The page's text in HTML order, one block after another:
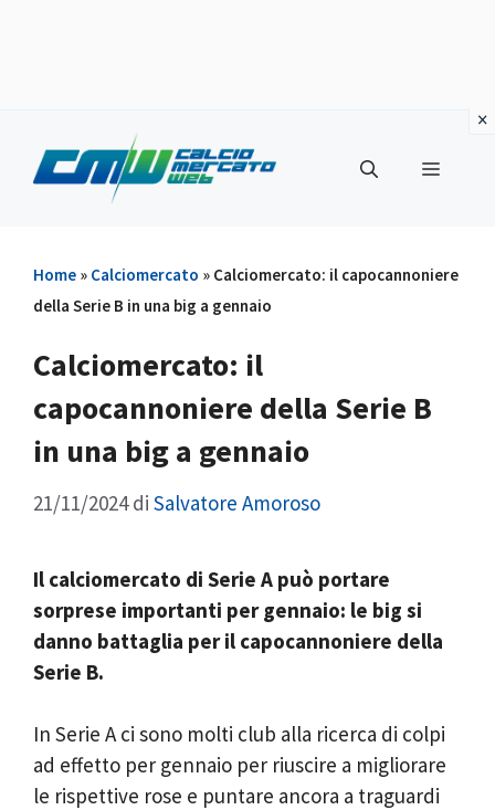
contenuto
Menu
Home » Calciomercato » Calciomercato: il capocannoniere
della Serie B in una big a gennaio
Calciomercato: il
capocannoniere della Serie B
in una big a gennaio
21/11/2024 di Salvatore Amoroso
Il calciomercato di Serie A può portare
sorprese importanti per gennaio: le big si
danno battaglia per il capocannoniere della
Serie B.
In Serie A ci sono molti club alla ricerca di colpi
ad effetto per gennaio per riuscire a migliorare
le rispettive rose e puntare ancora a traguardi